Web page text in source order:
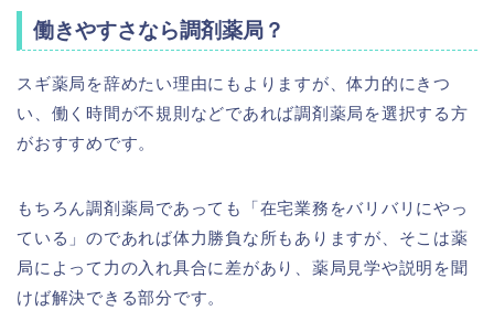
働きやすさなら調剤薬局？
スギ薬局を辞めたい理由にもよりますが、体力的にきつ
い、働く時間が不規則などであれば調剤薬局を選択する方
がおすすめです。
もちろん調剤薬局であっても「在宅業務をバリバリにやっ
ている」のであれば体力勝負な所もありますが、そこは薬
局によって力の入れ具合に差があり、薬局見学や説明を聞
けば解決できる部分です。